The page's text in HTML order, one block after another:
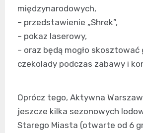
międzynarodowych,
– przedstawienie „Shrek”,
– pokaz laserowy,
– oraz będą mogło skosztować
czekolady podczas zabawy i
Oprócz tego, Aktywna
jeszcze kilka sezonowych
Starego Miasta (otwarte od 6